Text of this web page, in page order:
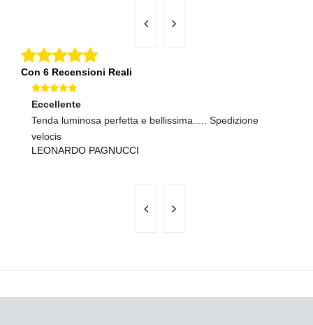
Con 6 Recensioni Reali
Eccellente
Tenda luminosa perfetta e bellissima..... Spedizione
velocis
LEONARDO PAGNUCCI